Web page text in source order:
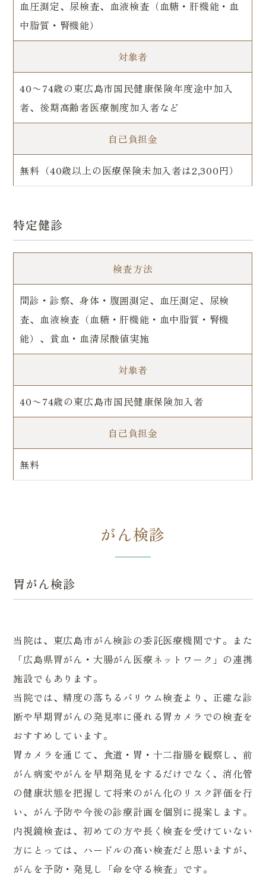
血圧測定、尿検査、血液検査（血糖・肝機能・血
中脂質・腎機能）
対象者
40〜74歳の東広島市国民健康保険年度途中加入
者、後期高齢者医療制度加入者など
自己負担金
無料（40歳以上の医療保険未加入者は2,300円）
特定健診
検査方法
問診・診察、身体・腹囲測定、血圧測定、尿検
査、血液検査（血糖・肝機能・血中脂質・腎機
能）、貧血・血清尿酸値実施
対象者
40〜74歳の東広島市国民健康保険加入者
自己負担金
無料
がん検診
胃がん検診
当院は、東広島市がん検診の委託医療機関です。また
「広島県胃がん・大腸がん医療ネットワーク」の連携
施設でもあります。
当院では、精度の落ちるバリウム検査より、正確な診
断や早期胃がんの発見率に優れる胃カメラでの検査を
おすすめしています。
胃カメラを通じて、食道・胃・十二指腸を観察し、前
がん病変やがんを早期発見をするだけでなく、消化管
の健康状態を把握して将来のがん化のリスク評価を行
い、がん予防や今後の診療計画を個別に提案します。
内視鏡検査は、初めての方や長く検査を受けていない
方にとっては、ハードルの高い検査だと思いますが、
がんを予防・発見し「命を守る検査」です。